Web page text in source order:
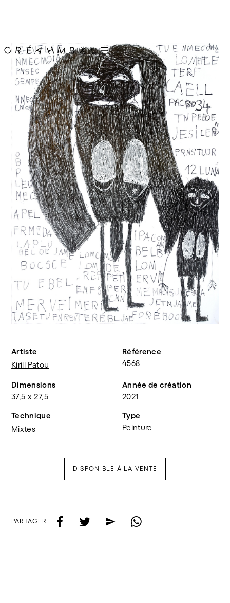
Artiste
Kirill Patou
Référence
4568
Dimensions
37,5 x 27,5
Année de création
2021
Technique
Mixtes
Type
Peinture
DISPONIBLE À LA VENTE
PARTAGER f t e w